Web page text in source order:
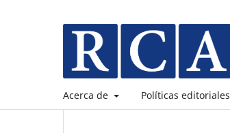
Acerca de Políticas editoriales